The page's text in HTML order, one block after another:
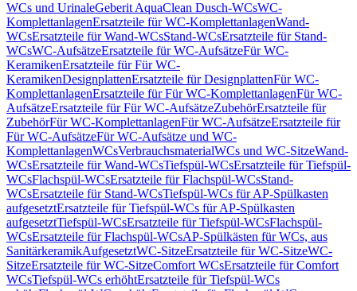
WCs und UrinaleGeberit AquaClean Dusch-WCsWC-
KomplettanlagenErsatzteile für WC-KomplettanlagenWand-
WCsErsatzteile für Wand-WCsStand-WCsErsatzteile für Stand-
WCsWC-AufsätzeErsatzteile für WC-AufsätzeFür WC-
KeramikenErsatzteile für Für WC-
KeramikenDesignplattenErsatzteile für DesignplattenFür WC-
KomplettanlagenErsatzteile für Für WC-KomplettanlagenFür WC-
AufsätzeErsatzteile für Für WC-AufsätzeZubehörErsatzteile für
ZubehörFür WC-KomplettanlagenFür WC-AufsätzeErsatzteile für
Für WC-AufsätzeFür WC-Aufsätze und WC-
KomplettanlagenWCsVerbrauchsmaterialWCs und WC-SitzeWand-
WCsErsatzteile für Wand-WCsTiefspül-WCsErsatzteile für Tiefspül-
WCsFlachspül-WCsErsatzteile für Flachspül-WCsStand-
WCsErsatzteile für Stand-WCsTiefspül-WCs für AP-Spülkasten
aufgesetztErsatzteile für Tiefspül-WCs für AP-Spülkasten
aufgesetztTiefspül-WCsErsatzteile für Tiefspül-WCsFlachspül-
WCsErsatzteile für Flachspül-WCsAP-Spülkästen für WCs, aus
SanitärkeramikAufgesetztWC-SitzeErsatzteile für WC-SitzeWC-
SitzeErsatzteile für WC-SitzeComfort WCsErsatzteile für Comfort
WCsTiefspül-WCs erhöhtErsatzteile für Tiefspül-WCs